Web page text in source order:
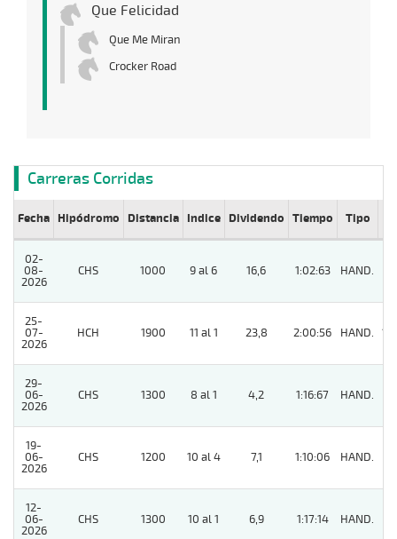
Que Felicidad
Que Me Miran
Crocker Road
Carreras Corridas
Fecha Hipódromo Distancia Indice Dividendo Tiempo Tipo
02-
08-
2026
CHS 1000 9 al 6 16,6 1:02:63 HAND.
25-
07-
2026
HCH 1900 11 al 1 23,8 2:00:56 HAND. 10
29-
06-
2026
CHS 1300 8 al 1 4,2 1:16:67 HAND.
19-
06-
2026
CHS 1200 10 al 4 7,1 1:10:06 HAND.
12-
06-
2026
CHS 1300 10 al 1 6,9 1:17:14 HAND.